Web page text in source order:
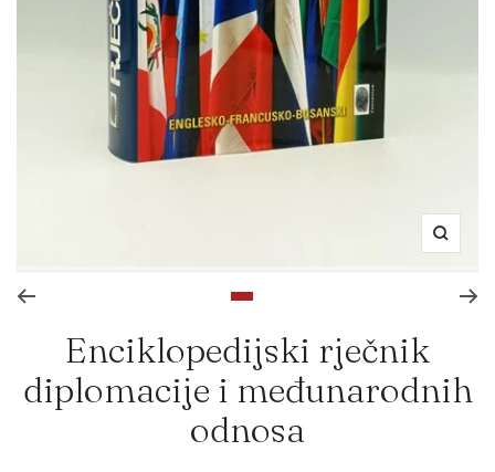
Zoom
Enciklopedijski rječnik
diplomacije i međunarodnih
odnosa